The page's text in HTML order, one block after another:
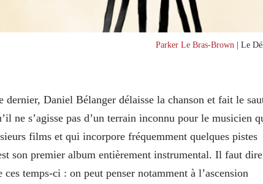
Parker Le Bras-Brown | Le
dernier, Daniel Bélanger délaisse la chanson et fait le
ne s’agisse pas d’un terrain inconnu pour le musicien
films et qui incorpore fréquemment quelques pistes
son premier album entièrement instrumental. Il faut dire
temps-ci : on peut penser notamment à l’ascension